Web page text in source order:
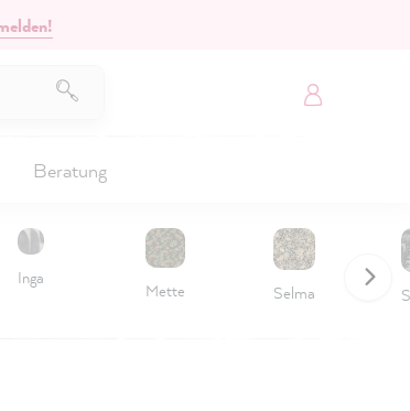
Beratung
Inga
Mette Selma